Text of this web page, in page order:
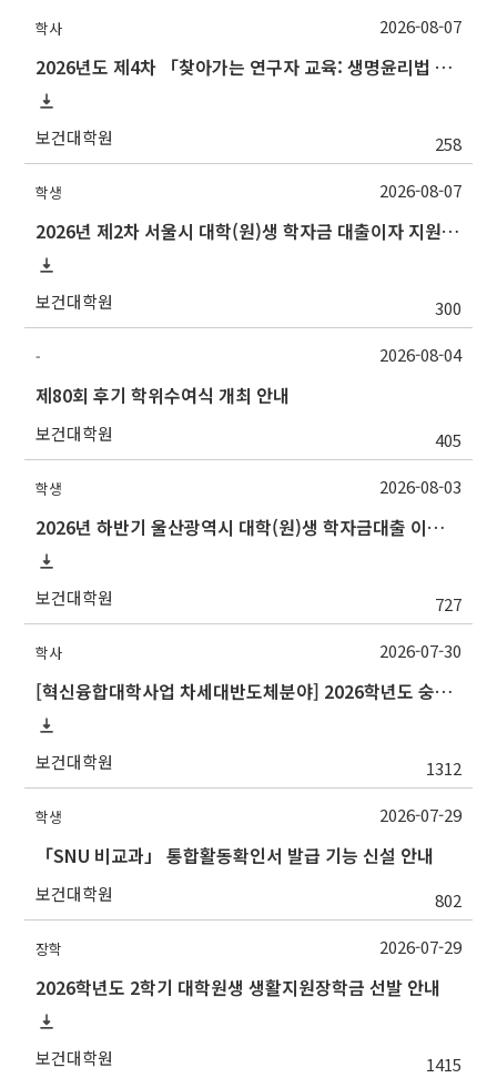
학사
2026년도 제4차 「찾아가는 연구자 교육: 생명윤리법 및 IRB 심의의뢰서 작성법」 교육 안내
보건대학원 258
2026-08-07
학생
2026년 제2차 서울시 대학(원)생 학자금 대출이자 지원 안내
보건대학원 300
2026-08-07
-
제80회 후기 학위수여식 개최 안내
보건대학원 405
2026-08-04
학생
2026년 하반기 울산광역시 대학(원)생 학자금대출 이자지원사업 안내
보건대학원 727
2026-08-03
학사
[혁신융합대학사업 차세대반도체분야] 2026학년도 숭실대학교 2학기 교류 수학 안내
보건대학원 1312
2026-07-30
학생
「SNU 비교과」 통합활동확인서 발급 기능 신설 안내
보건대학원 802
2026-07-29
장학
2026학년도 2학기 대학원생 생활지원장학금 선발 안내
보건대학원 1415
2026-07-29